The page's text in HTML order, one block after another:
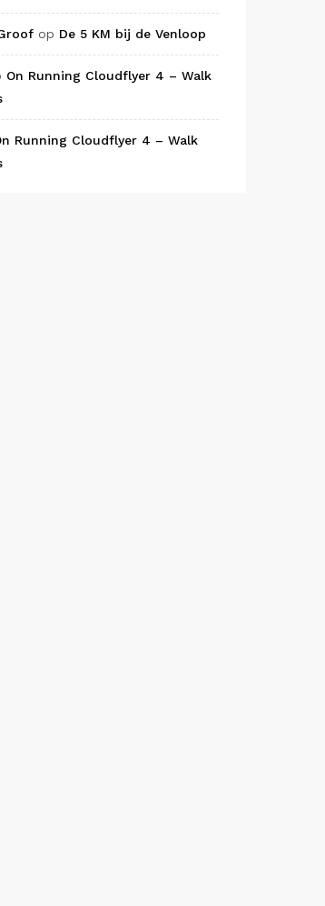
op De 5 KM bij de Venloop
On Running Cloudflyer 4 – Walk
Running Cloudflyer 4 – Walk